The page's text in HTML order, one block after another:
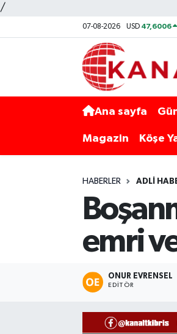
/
07-08-2026 USD 47,6006
Ana sayfa
Magazin Köşe
HABERLER ADLI
emri
ONUR EVRENSEL
EDITÖR